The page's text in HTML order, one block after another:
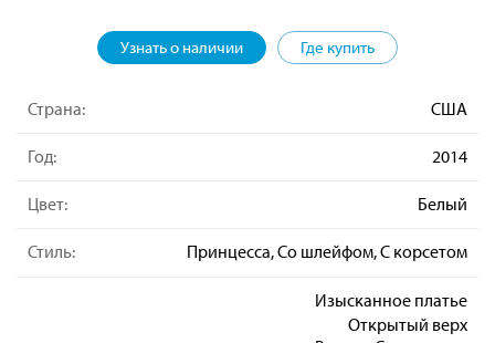
Узнать о наличии Где купить
Страна: США
Год: 2014
Цвет: Белый
Стиль: Принцесса, Со шлейфом, С корсетом
Изысканное платье
Открытый верх